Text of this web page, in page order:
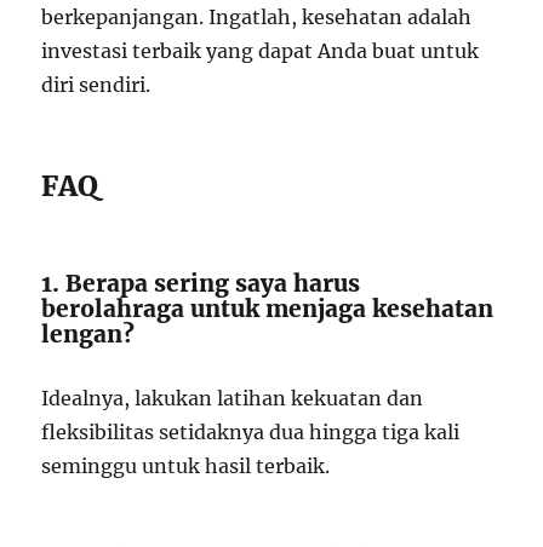
berkepanjangan. Ingatlah, kesehatan adalah
investasi terbaik yang dapat Anda buat untuk
diri sendiri.
FAQ
1. Berapa sering saya harus
berolahraga untuk menjaga kesehatan
lengan?
Idealnya, lakukan latihan kekuatan dan
fleksibilitas setidaknya dua hingga tiga kali
seminggu untuk hasil terbaik.